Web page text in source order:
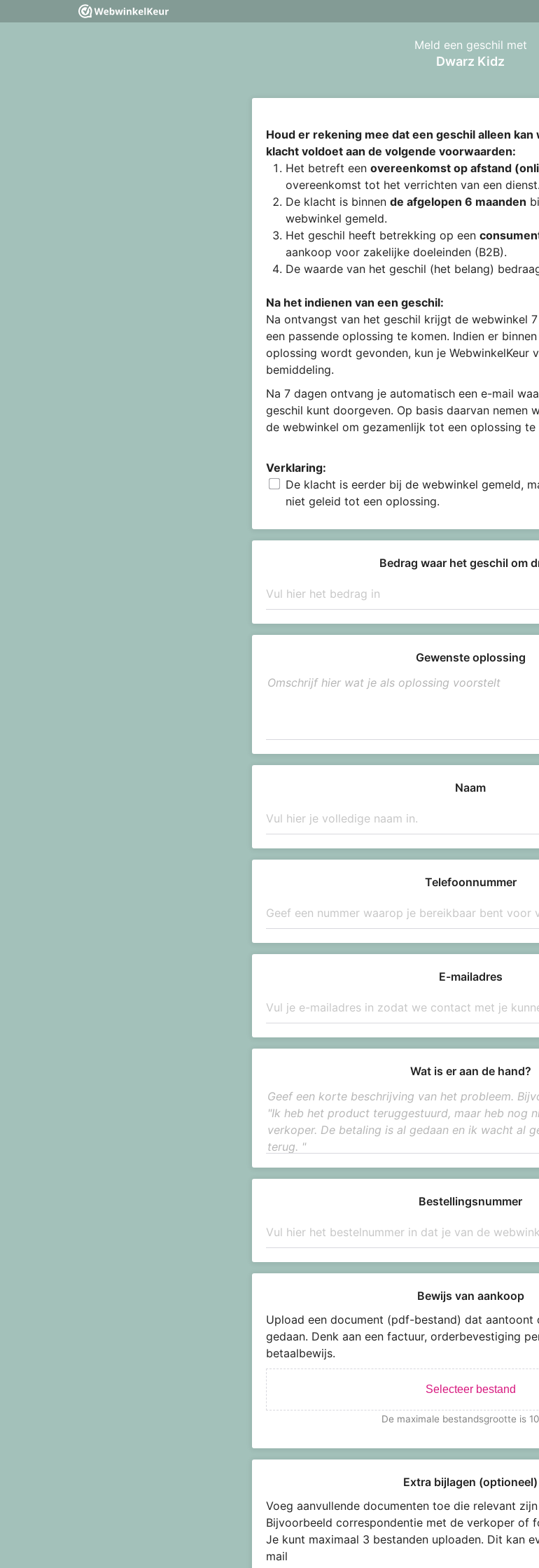
Meld een geschil met
Dwarz Kidz
Houd er rekening mee dat een geschil alleen
klacht voldoet aan de volgende voorwaarden:
Het betreft een overeenkomst op afstand
overeenkomst tot het verrichten van een dienst.
De klacht is binnen de afgelopen 6 maanden
webwinkel gemeld.
Het geschil heeft betrekking op een
aankoop voor zakelijke doeleinden (B2B).
De waarde van het geschil (het belang)
Na het indienen van een geschil:
Na ontvangst van het geschil krijgt de webwinkel
een passende oplossing te komen. Indien er
oplossing wordt gevonden, kun je WebwinkelKeur
bemiddeling.
Na 7 dagen ontvang je automatisch een e-mail
geschil kunt doorgeven. Op basis daarvan nemen
de webwinkel om gezamenlijk tot een oplossing te
Verklaring:
De klacht is eerder bij de webwinkel gemeld,
niet geleid tot een oplossing.
Bedrag waar het geschil om
Gewenste oplossing
Naam
Telefoonnummer
E-mailadres
Wat is er aan de hand?
Bestellingsnummer
Bewijs van aankoop
Upload een document (pdf-bestand) dat aantoont
gedaan. Denk aan een factuur, orderbevestiging
betaalbewijs.
Selecteer bestand
De maximale bestandsgrootte is
Extra bijlagen (optioneel)
Voeg aanvullende documenten toe die relevant
Bijvoorbeeld correspondentie met de verkoper of
Je kunt maximaal 3 bestanden uploaden. Dit kan
mail